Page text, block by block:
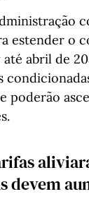
estender o
até abril de
poderão
devem